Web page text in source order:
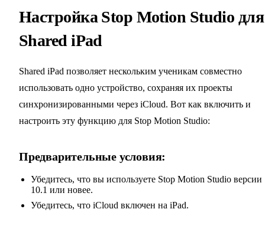
Настройка Stop Motion Studio для
Shared iPad
Shared iPad позволяет нескольким ученикам совместно
использовать одно устройство, сохраняя их проекты
синхронизированными через iCloud. Вот как включить и
настроить эту функцию для Stop Motion Studio:
Предварительные условия:
Убедитесь, что вы используете Stop Motion Studio версии
10.1 или новее.
Убедитесь, что iCloud включен на iPad.